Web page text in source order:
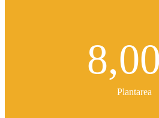
Plantarea